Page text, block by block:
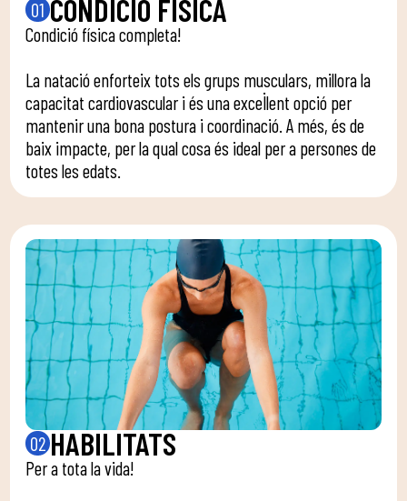
01 CONDICIÓ FÍSICA
Condició física completa!
La natació enforteix tots els grups musculars, millora la
capacitat cardiovascular i és una excel·lent opció per
mantenir una bona postura i coordinació. A més, és de
baix impacte, per la qual cosa és ideal per a persones de
totes les edats.
02 HABILITATS
Per a tota la vida!